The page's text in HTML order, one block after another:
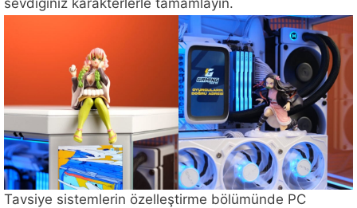
sevdiğiniz karakterlerle tamamlayın.
Tavsiye sistemlerin özelleştirme bölümünde PC